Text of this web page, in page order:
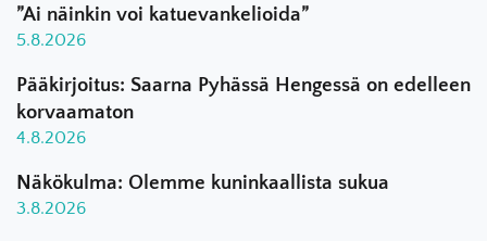
”Ai näinkin voi katuevankelioida”
5.8.2026
Pääkirjoitus: Saarna Pyhässä Hengessä on edelleen
korvaamaton
4.8.2026
Näkökulma: Olemme kuninkaallista sukua
3.8.2026